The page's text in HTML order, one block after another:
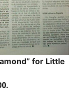
for Little
.